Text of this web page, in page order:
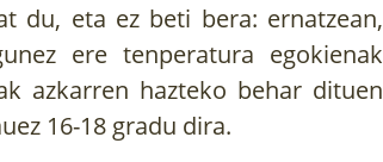
du, eta ez beti bera: ernatzean,
ere tenperatura egokienak
azkarren hazteko behar dituen
16-18 gradu dira.